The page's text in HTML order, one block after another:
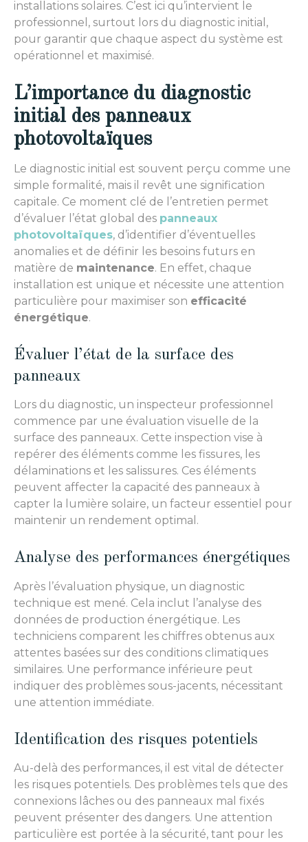
installations solaires. C’est ici qu’intervient le
professionnel, surtout lors du diagnostic initial,
pour garantir que chaque aspect du système est
opérationnel et maximisé.
L’importance du diagnostic
initial des panneaux
photovoltaïques
Le diagnostic initial est souvent perçu comme une
simple formalité, mais il revêt une signification
capitale. Ce moment clé de l’entretien permet
d’évaluer l’état global des panneaux
photovoltaïques, d’identifier d’éventuelles
anomalies et de définir les besoins futurs en
matière de maintenance. En effet, chaque
installation est unique et nécessite une attention
particulière pour maximiser son efficacité
énergétique.
Évaluer l’état de la surface des
panneaux
Lors du diagnostic, un inspecteur professionnel
commence par une évaluation visuelle de la
surface des panneaux. Cette inspection vise à
repérer des éléments comme les fissures, les
délaminations et les salissures. Ces éléments
peuvent affecter la capacité des panneaux à
capter la lumière solaire, un facteur essentiel pour
maintenir un rendement optimal.
Analyse des performances énergétiques
Après l’évaluation physique, un diagnostic
technique est mené. Cela inclut l’analyse des
données de production énergétique. Les
techniciens comparent les chiffres obtenus aux
attentes basées sur des conditions climatiques
similaires. Une performance inférieure peut
indiquer des problèmes sous-jacents, nécessitant
une attention immédiate.
Identification des risques potentiels
Au-delà des performances, il est vital de détecter
les risques potentiels. Des problèmes tels que des
connexions lâches ou des panneaux mal fixés
peuvent présenter des dangers. Une attention
particulière est portée à la sécurité, tant pour les